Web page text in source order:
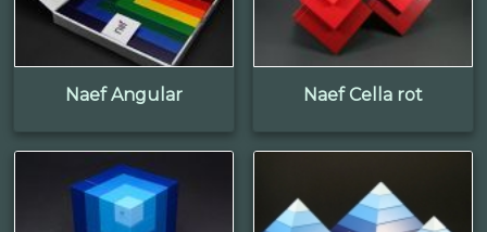
Naef Angular Naef Cella rot